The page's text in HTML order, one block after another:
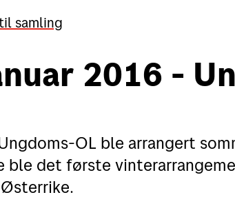
Motta
Spore
samling
2016 -
OL ble arrangert
ble det første